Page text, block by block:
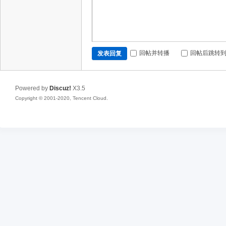
发表回复 回帖并转播 回帖后跳转
Powered by Discuz! X3.5
Copyright © 2001-2020, Tencent Cloud.